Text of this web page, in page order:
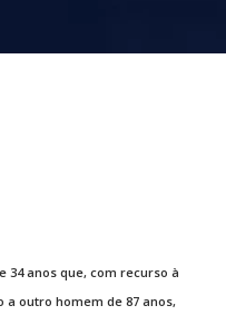
34 anos que, com recurso à
outro homem de 87 anos,